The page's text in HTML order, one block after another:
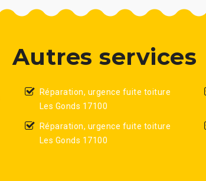
Autres services
Réparation, urgence fuite toiture
Les Gonds 17100
Réparation, urgence fuite toiture
Les Gonds 17100